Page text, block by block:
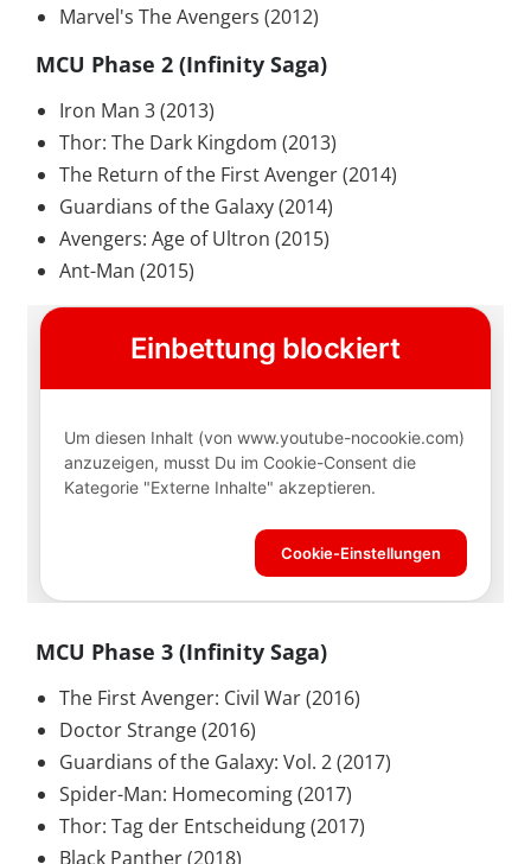
Marvel's The Avengers (2012)
MCU Phase 2 (Infinity Saga)
Iron Man 3 (2013)
Thor: The Dark Kingdom (2013)
The Return of the First Avenger (2014)
Guardians of the Galaxy (2014)
Avengers: Age of Ultron (2015)
Ant-Man (2015)
MCU Phase 3 (Infinity Saga)
The First Avenger: Civil War (2016)
Doctor Strange (2016)
Guardians of the Galaxy: Vol. 2 (2017)
Spider-Man: Homecoming (2017)
Thor: Tag der Entscheidung (2017)
Black Panther (2018)